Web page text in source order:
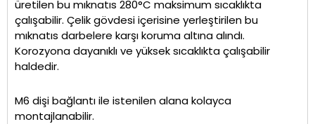
üretilen bu mıknatıs 280°C maksimum sıcaklıkta
çalışabilir. Çelik gövdesi içerisine yerleştirilen bu
mıknatıs darbelere karşı koruma altına alındı.
Korozyona dayanıklı ve yüksek sıcaklıkta çalışabilir
haldedir.
M6 dişi bağlantı ile istenilen alana kolayca
montajlanabilir.